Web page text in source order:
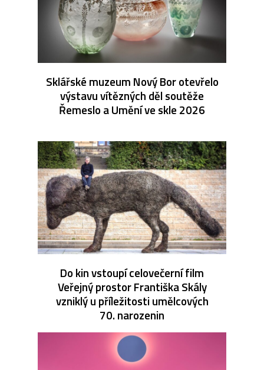
Sklářské muzeum Nový Bor otevřelo
výstavu vítězných děl soutěže
Řemeslo a Umění ve skle 2026
Do kin vstoupí celovečerní film
Veřejný prostor Františka Skály
vzniklý u příležitosti umělcových
70. narozenin